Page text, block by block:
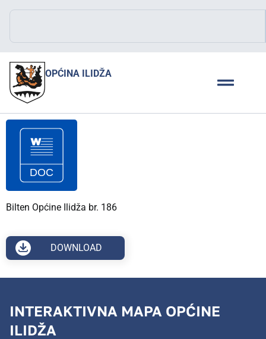
OPĆINA ILIDŽA
Bilten Općine Ilidža br. 186
DOWNLOAD
INTERAKTIVNA MAPA OPĆINE
ILIDŽA